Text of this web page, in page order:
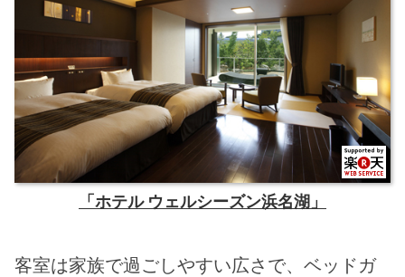
「ホテル ウェルシーズン浜名湖」
客室は家族で過ごしやすい広さで、ベッドガ